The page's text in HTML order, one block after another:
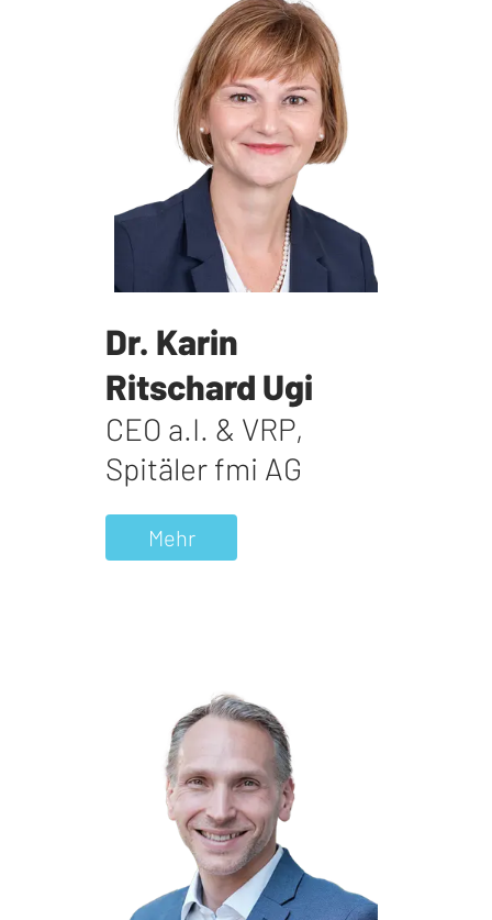
Dr. Karin
Ritschard Ugi
CEO a.I. & VRP,
Spitäler fmi AG
Mehr